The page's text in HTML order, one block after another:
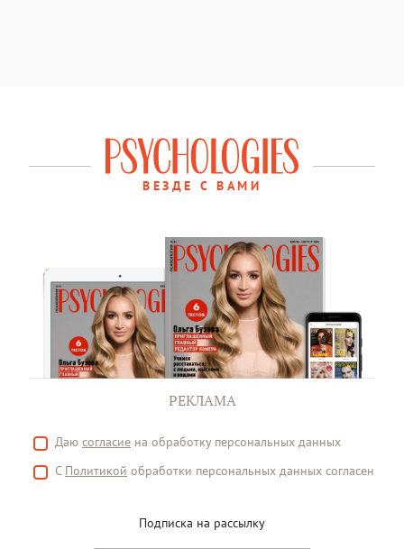
ВЕЗДЕ С ВАМИ
РЕКЛАМА
Даю согласие на обработку персональных данных
С Политикой обработки персональных данных согласен
Подписка на рассылку